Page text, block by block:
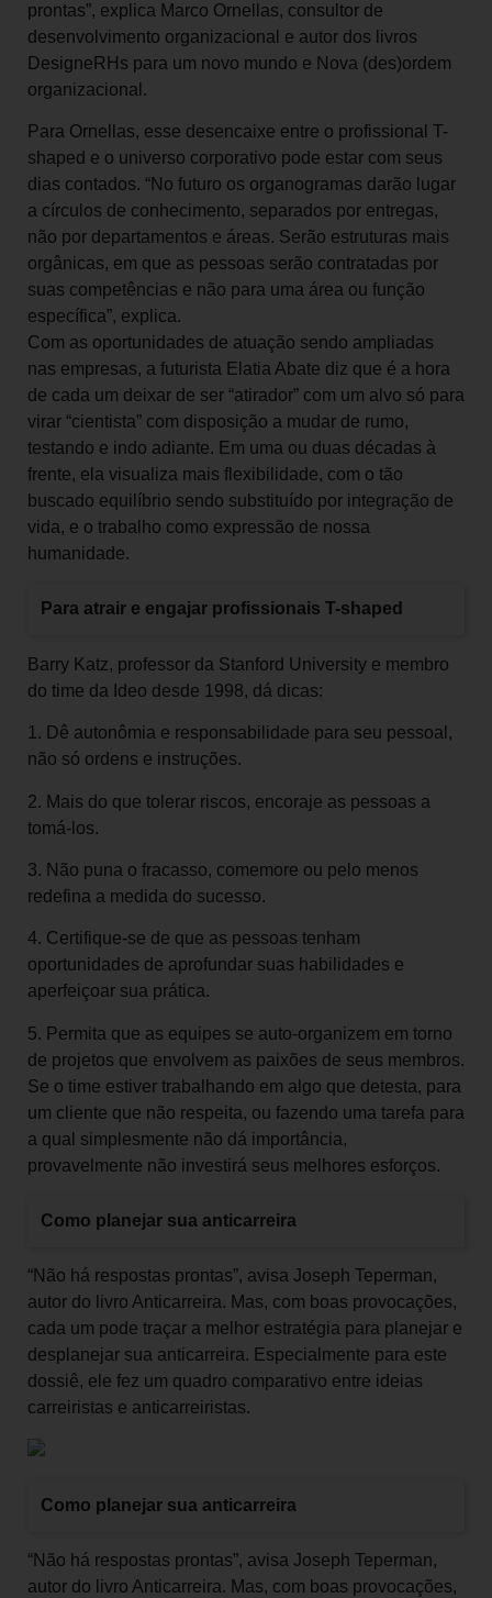
prontas”, explica Marco Ornellas, consultor de
desenvolvimento organizacional e autor dos livros
DesigneRHs para um novo mundo e Nova (des)ordem
organizacional.
Para Ornellas, esse desencaixe entre o profissional T-
shaped e o universo corporativo pode estar com seus
dias contados. “No futuro os organogramas darão lugar
a círculos de conhecimento, separados por entregas,
não por departamentos e áreas. Serão estruturas mais
orgânicas, em que as pessoas serão contratadas por
suas competências e não para uma área ou função
específica”, explica.
Com as oportunidades de atuação sendo ampliadas
nas empresas, a futurista Elatia Abate diz que é a hora
de cada um deixar de ser “atirador” com um alvo só para
virar “cientista” com disposição a mudar de rumo,
testando e indo adiante. Em uma ou duas décadas à
frente, ela visualiza mais flexibilidade, com o tão
buscado equilíbrio sendo substituído por integração de
vida, e o trabalho como expressão de nossa
humanidade.
Para atrair e engajar profissionais T-shaped
Barry Katz, professor da Stanford University e membro
do time da Ideo desde 1998, dá dicas:
1. Dê autonômia e responsabilidade para seu pessoal,
não só ordens e instruções.
2. Mais do que tolerar riscos, encoraje as pessoas a
tomá-los.
3. Não puna o fracasso, comemore ou pelo menos
redefina a medida do sucesso.
4. Certifique-se de que as pessoas tenham
oportunidades de aprofundar suas habilidades e
aperfeiçoar sua prática.
5. Permita que as equipes se auto-organizem em torno
de projetos que envolvem as paixões de seus membros.
Se o time estiver trabalhando em algo que detesta, para
um cliente que não respeita, ou fazendo uma tarefa para
a qual simplesmente não dá importância,
provavelmente não investirá seus melhores esforços.
Como planejar sua anticarreira
“Não há respostas prontas”, avisa Joseph Teperman,
autor do livro Anticarreira. Mas, com boas provocações,
cada um pode traçar a melhor estratégia para planejar e
desplanejar sua anticarreira. Especialmente para este
dossiê, ele fez um quadro comparativo entre ideias
carreiristas e anticarreiristas.
Como planejar sua anticarreira
“Não há respostas prontas”, avisa Joseph Teperman,
autor do livro Anticarreira. Mas, com boas provocações,